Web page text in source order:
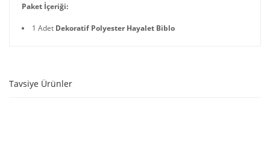
Paket İçeriği:
1 Adet Dekoratif Polyester Hayalet Biblo
Tavsiye Ürünler